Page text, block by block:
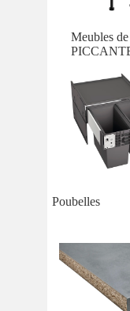
Meubles
Poubelles